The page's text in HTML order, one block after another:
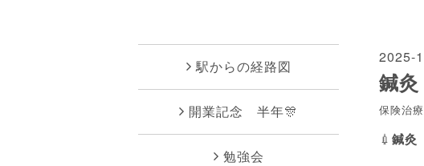
2025-
鍼
保険治
💉 鍼灸
駅からの経路図
開業記念 半年🎊
勉強会